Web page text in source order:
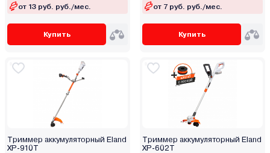
от 13 руб. руб./мес.
Купить
от 7 руб. руб./мес.
Купить
Триммер аккумуляторный Eland
XP-910T
Триммер аккумуляторный Eland
XP-602T